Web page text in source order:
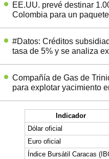
EE.UU. prevé destinar
Colombia para un
#Datos: Créditos
tasa de 5% y se analiza
Compañía de Gas de
para explotar yacimiento
Indicador
Dólar oficial
Euro oficial
Índice Bursátil Caracas